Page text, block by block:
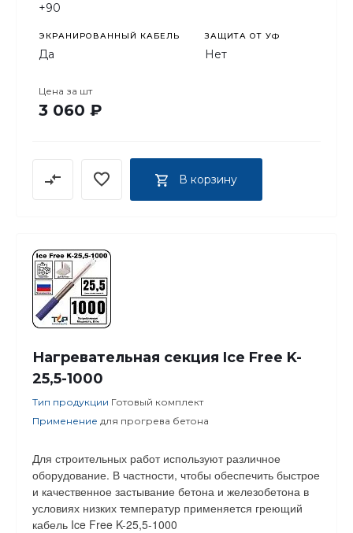
+90
ЭКРАНИРОВАННЫЙ КАБЕЛЬ
Да
ЗАЩИТА ОТ УФ
Нет
Цена за шт
3 060 ₽
В корзину
Нагревательная секция Ice Free K-
25,5-1000
Тип продукции Готовый комплект
Применение для прогрева бетона
Для строительных работ используют различное
оборудование. В частности, чтобы обеспечить быстрое
и качественное застывание бетона и железобетона в
условиях низких температур применяется греющий
кабель Ice Free K-25,5-1000